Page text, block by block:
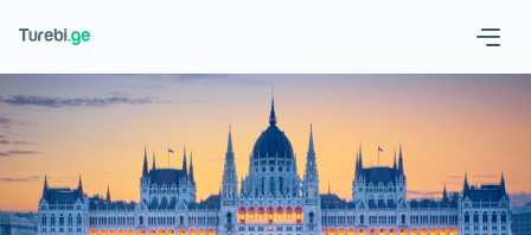
Geo Eng
მოითხოვე ტური